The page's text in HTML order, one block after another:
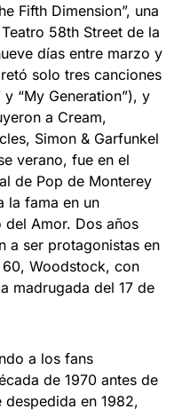
Fifth Dimension”, una
58th Street de la
días entre marzo y
solo tres canciones
y “My Generation”), y
a Cream,
Simon & Garfunkel
verano, fue en el
de Pop de Monterey
la fama en un
Amor. Dos años
a ser protagonistas en
Woodstock, con
madrugada del 17 de
a los fans
de 1970 antes de
en 1982,